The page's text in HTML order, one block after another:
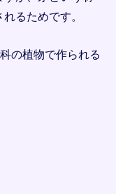
るためです。
の植物で作られる